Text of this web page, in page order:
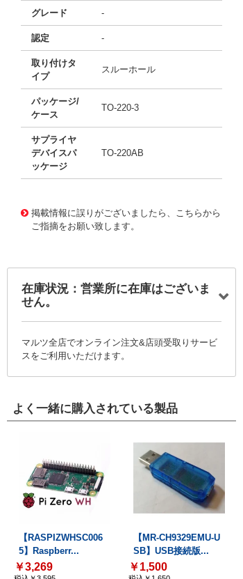
グレード -
認定 -
取り付けタ
イプ
スルーホール
パッケージ/
ケース
TO-220-3
サプライヤ
デバイスパ
ッケージ
TO-220AB
掲載情報に誤りがございましたら、こちらから
ご指摘をお願い致します。
在庫状況：営業所に在庫はございま
せん。
マルツ全店でオンライン注文&店頭受取りサービ
スをご利用いただけます。
よく一緒に購入されている製品
【RASPIZWHSC006
5】Raspberr...
￥3,269
【MR-CH9329EMU-U
SB】USB接続版...
￥1,500